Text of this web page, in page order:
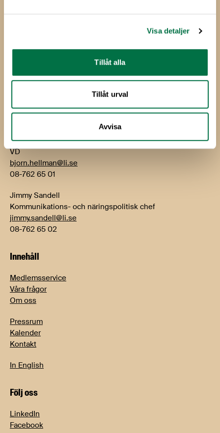
Visa detaljer
Tillåt alla
Tillåt urval
Avvisa
Livsmedelsföretagen
E-post:info@li.se
Björn Hellman
VD
bjorn.hellman@li.se
08-762 65 01
Jimmy Sandell
Kommunikations- och näringspolitisk chef
jimmy.sandell@li.se
08-762 65 02
Innehåll
Medlemsservice
Våra frågor
Om oss
Pressrum
Kalender
Kontakt
In English
Följ oss
LinkedIn
Facebook